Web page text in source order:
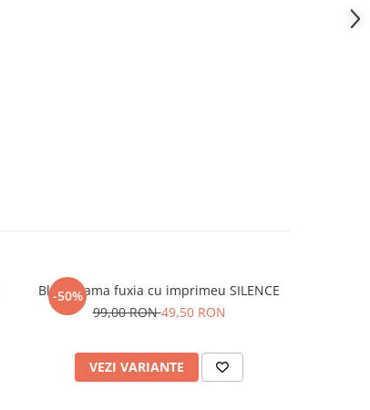
-50%
Bluza dama fuxia cu imprimeu SILENCE
99,00 RON49,50 RON
VEZI VARIANTE